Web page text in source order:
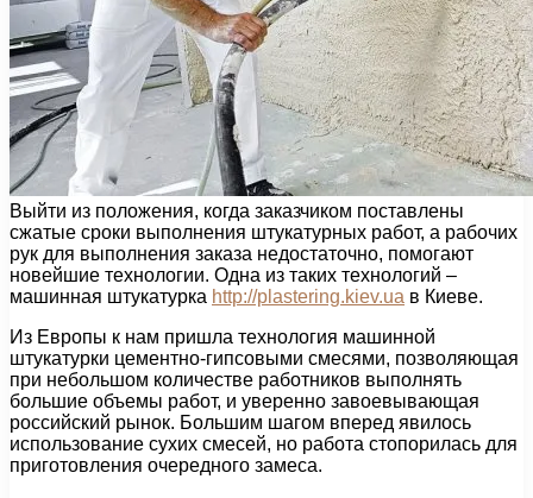
Выйти из положения, когда заказчиком поставлены
сжатые сроки выполнения штукатурных работ, а рабочих
рук для выполнения заказа недостаточно, помогают
новейшие технологии. Одна из таких технологий –
машинная штукатурка http://plastering.kiev.ua в Киеве.
Из Европы к нам пришла технология машинной
штукатурки цементно-гипсовыми смесями, позволяющая
при небольшом количестве работников выполнять
большие объемы работ, и уверенно завоевывающая
российский рынок. Большим шагом вперед явилось
использование сухих смесей, но работа стопорилась для
приготовления очередного замеса.